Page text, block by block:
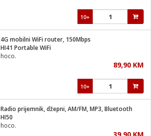
10+
4G mobilni WiFi router, 150Mbps
HI41 Portable WiFi
hoco.
89,90 KM
10+
Radio prijemnik, džepni, AM/FM, MP3, Bluetooth
HI50
hoco.